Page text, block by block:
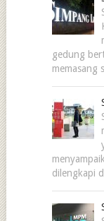
gedung
memasang
dilengkapi